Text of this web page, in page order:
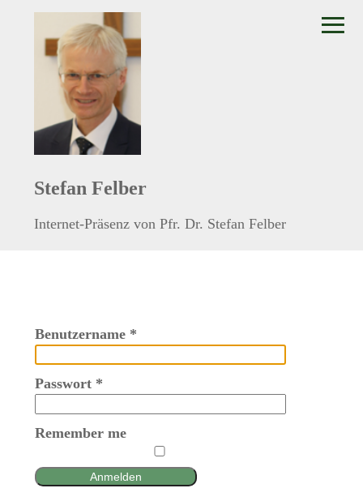
Stefan Felber
Internet-Präsenz von Pfr. Dr. Stefan Felber
Benutzername*
Passwort*
Remember me
Anmelden
≡